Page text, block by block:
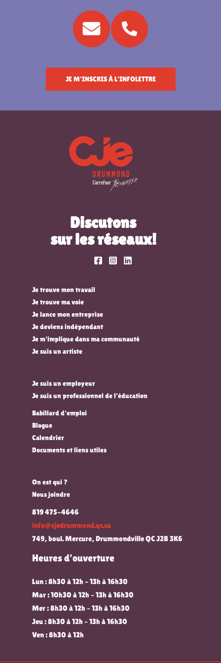
JE M'INSCRIS À L'INFOLETTRE
Discutons
sur les réseaux!
Je trouve mon travail
Je trouve ma voie
Je lance mon entreprise
Je deviens indépendant
Je m'implique dans ma communauté
Je suis un artiste
Je suis un employeur
Je suis un professionnel de l'éducation
Babillard d'emploi
Blogue
Calendrier
Documents et liens utiles
On est qui ?
Nous joindre
819 475-4646
info@cjedrummond.qc.ca
749, boul. Mercure, Drummondville QC J2B 3K6
Heures d’ouverture
Lun : 8h30 à 12h – 13h à 16h30
Mar : 10h30 à 12h – 13h à 16h30
Mer : 8h30 à 12h – 13h à 16h30
Jeu : 8h30 à 12h – 13h à 16h30
Ven : 8h30 à 12h